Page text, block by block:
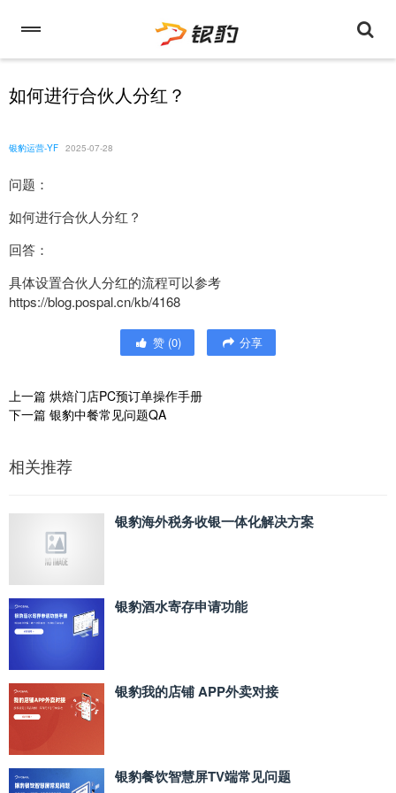
如何进行合伙人分红？
银豹运营-YF 2025-07-28
问题：
如何进行合伙人分红？
回答：
具体设置合伙人分红的流程可以参考
https://blog.pospal.cn/kb/4168
赞 (0) 分享
上一篇 烘焙门店PC预订单操作手册
下一篇 银豹中餐常见问题QA
相关推荐
银豹海外税务收银一体化解决方案
银豹酒水寄存申请功能
银豹我的店铺 APP外卖对接
银豹餐饮智慧屏TV端常见问题